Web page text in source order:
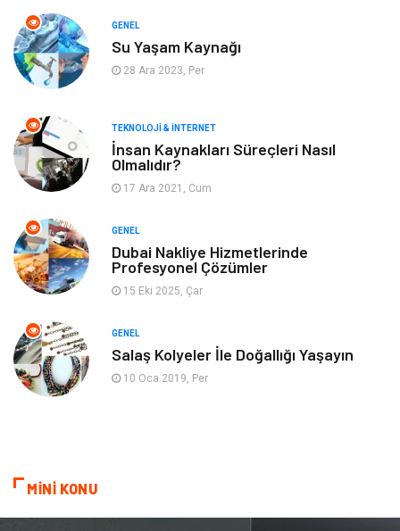
Yeme & İçme
Keyif & Hobi Organizasyon
Gayrimenkul Spor
Finans& Ekonomi Anne & Çocuk
Genel Kültür
Ev İşleri
Mobilya
Astroloji
GENEL
Su Yaşam Kaynağı
28 Ara 2023, Per
TEKNOLOJI & İNTERNET
İnsan Kaynakları Süreçleri Nasıl
Olmalıdır?
17 Ara 2021, Cum
GENEL
Dubai Nakliye Hizmetlerinde
Profesyonel Çözümler
15 Eki 2025, Çar
GENEL
Salaş Kolyeler İle Doğallığı Yaşayın
10 Oca 2019, Per
MİNİ KONU